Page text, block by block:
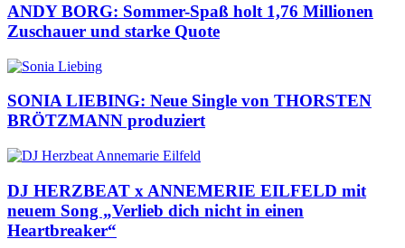
ANDY BORG: Sommer-Spaß holt 1,76 Millionen
Zuschauer und starke Quote
SONIA LIEBING: Neue Single von THORSTEN
BRÖTZMANN produziert
DJ HERZBEAT x ANNEMERIE EILFELD mit
neuem Song „Verlieb dich nicht in einen
Heartbreaker“